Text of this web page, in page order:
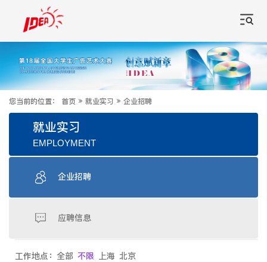
您当前的位置： 首页 » 就业实习 » 企业招聘
就业实习
EMPLOYMENT
企业招聘
应聘信息
工作地点： 全部 不限 上海 北京